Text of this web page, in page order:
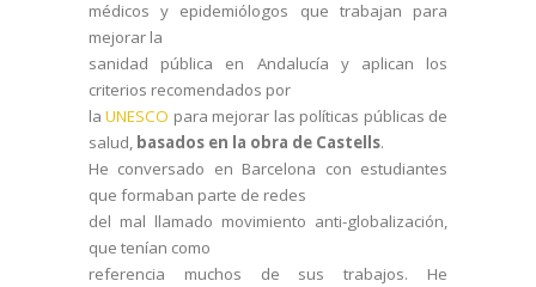
médicos y epidemiólogos que trabajan para
mejorar la
sanidad pública en Andalucía y aplican los
criterios recomendados por
laUNESCO para mejorar las políticas públicas de
salud, basados en la obra de Castells.
He conversado en Barcelona con estudiantes
que formaban parte de redes
del mal llamado movimiento anti-globalización,
que tenían como
referencia muchos de sus trabajos. He